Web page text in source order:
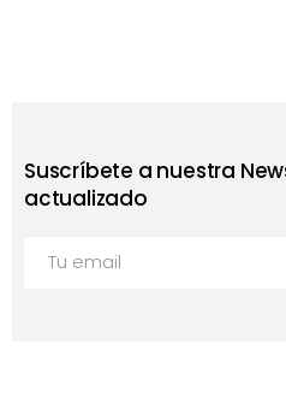
Suscríbete a nuestra
actualizado